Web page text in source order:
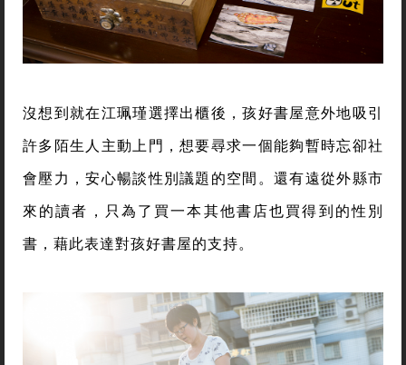
沒想到就在江珮瑾選擇出櫃後，孩好書屋意外地吸引
許多陌生人主動上門，想要尋求一個能夠暫時忘卻社
會壓力，安心暢談性別議題的空間。還有遠從外縣市
來的讀者，只為了買一本其他書店也買得到的性別
書，藉此表達對孩好書屋的支持。